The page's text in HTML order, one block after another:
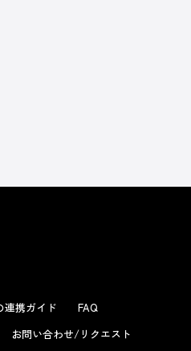
連携ガイド
FAQ
お問い合わせ/リクエスト